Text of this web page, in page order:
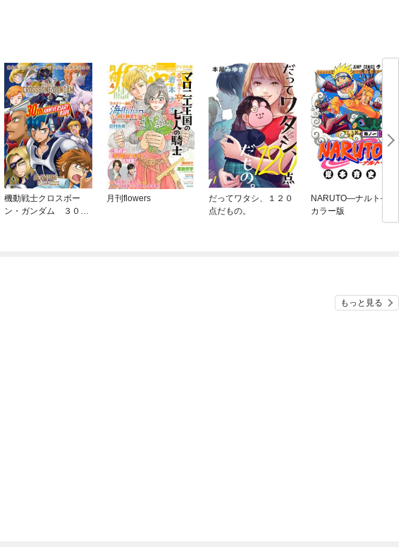
機動戦士クロスボー
ン・ガンダム ３０周
月刊flowers
だってワタシ、１２０
点だもの。
NARUTO—ナルト—
カラー版
もっと見る